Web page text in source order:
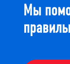
Мы